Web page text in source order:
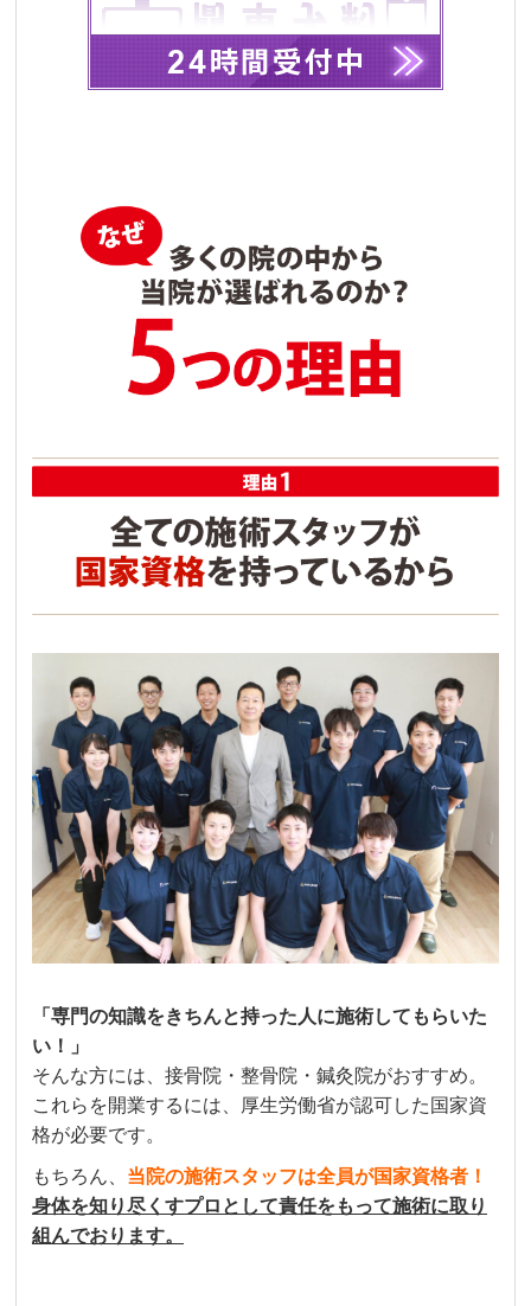
「専門の知識をきちんと持った人に施術してもらいた
い！」
そんな方には、接骨院・整骨院・鍼灸院がおすすめ。
これらを開業するには、厚生労働省が認可した国家資
格が必要です。
もちろん、 当院の施術スタッフは全員が国家資格者！
身体を知り尽くすプロとして責任をもって施術に取り
組んでおります。